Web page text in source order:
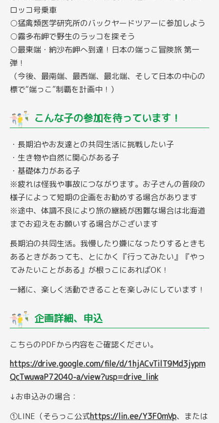
ロッコ号乗車
○猛禽類医学研究所のバックヤードツアーに参加しよう
○霧多布岬で野生のラッコを探そう
○最東端・納沙布岬へ到達！日本の端っこ冒険旅 第一
弾！
（今後、最南端、最西端、最北端、そして日本の中心の
標で“端っこ”制覇を計画中！）
こんな子の参加を待っています！
・長期泊やお友達との共同生活に挑戦したい子
・生き物や自然に関心がある子
・基礎体力がある子
※疲れは怪我や事故につながります。お子さんの普段の
様子によって短期の企画をお勧めする場合があります
※途中、体調不良により旅の継続が困難な場合は北海道
までお迎えをお願いする場合がございます
長期泊の共同生活。我慢したり嫌になったりするときも
あるときがあっても、とにかく『行ってみたい』『やっ
てみたいことがある』が根っこにあればOK！
一緒に、楽しく活動できることを楽しみにしています！
企画詳細、申込
こちらのPDFから内容をご確認ください。
https://drive.google.com/file/d/1hjACvTilT9Md3jypm
QcTwuwaP72040-a/view?usp=drive_link
↓お申込みの場合：
①LINE（そらっこ公式https://lin.ee/Y3F0mVp、または